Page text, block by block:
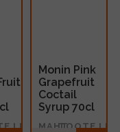
LIIK
Monin Pink
Grapefruit
Coctail
Syrup 70cl
MAHTTOOTE LIIK